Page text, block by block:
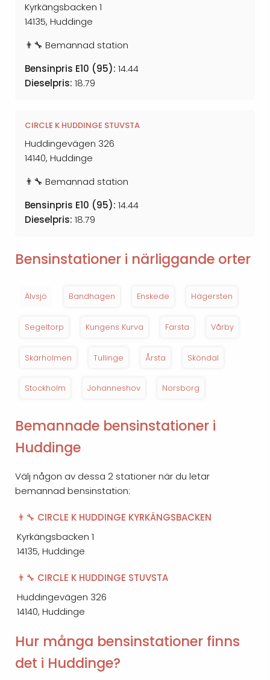
Kyrkängsbacken 1
14135, Huddinge
👨‍🔧 Bemannad station
Bensinpris E10 (95): 14.44
Dieselpris: 18.79
CIRCLE K HUDDINGE STUVSTA
Huddingevägen 326
14140, Huddinge
👨‍🔧 Bemannad station
Bensinpris E10 (95): 14.44
Dieselpris: 18.79
Bensinstationer i närliggande orter
Älvsjö Bandhagen Enskede Hägersten
Segeltorp Kungens Kurva Farsta Vårby
Skärholmen Tullinge Årsta Sköndal
Stockholm Johanneshov Norsborg
Bemannade bensinstationer i
Huddinge
Välj någon av dessa 2 stationer när du letar
bemannad bensinstation:
👨‍🔧 CIRCLE K HUDDINGE KYRKÄNGSBACKEN
Kyrkängsbacken 1
14135, Huddinge
👨‍🔧 CIRCLE K HUDDINGE STUVSTA
Huddingevägen 326
14140, Huddinge
Hur många bensinstationer finns
det i Huddinge?